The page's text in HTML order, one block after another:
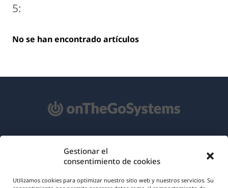
Gestionar el
consentimiento de cookies
Utilizamos cookies para optimizar nuestro sitio web y nuestros servicios. Su
5:
No se han encontrado artículos
RGPD y Política de Privacidad
Únete a nuestro equipo(se